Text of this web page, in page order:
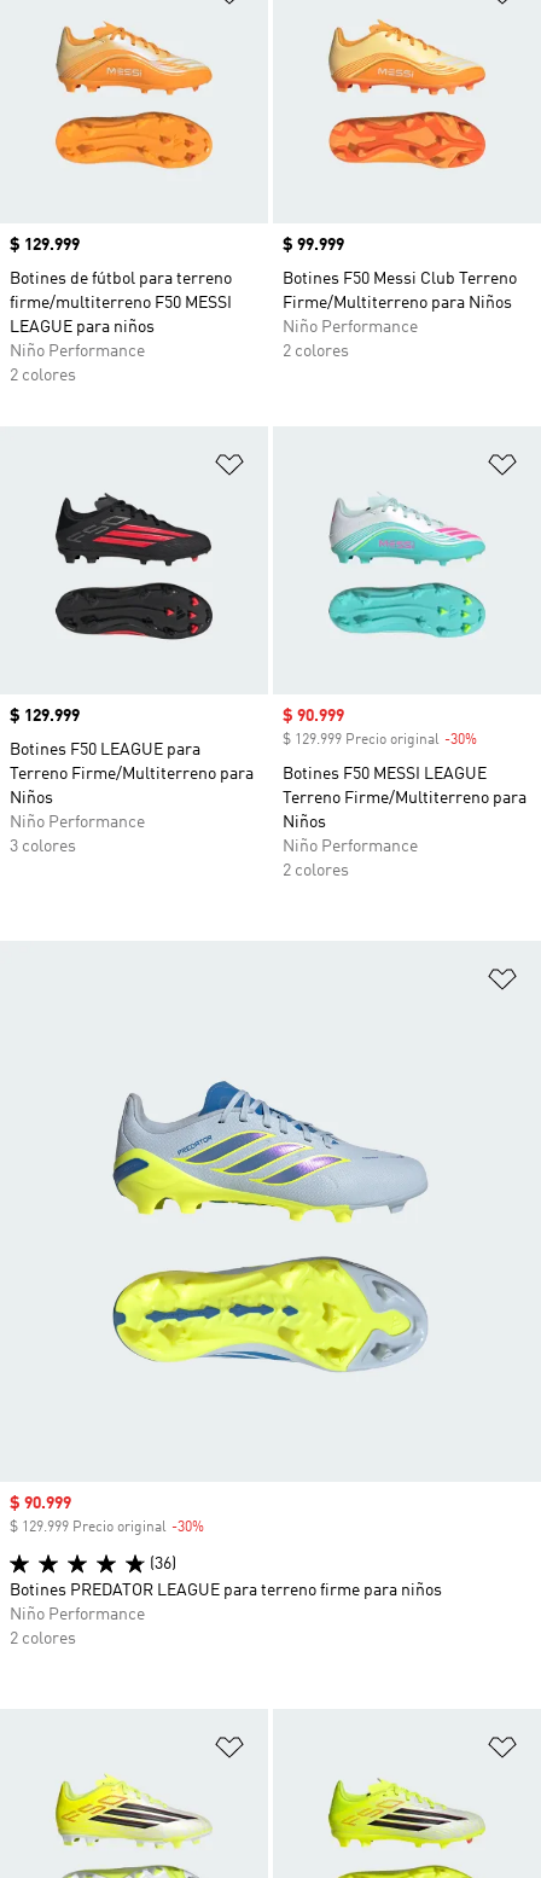
Precio
$ 129.999
Botines de fútbol para terreno
firme/multiterreno F50 MESSI
LEAGUE para niños
Niño Performance
2 colores
Precio
$ 99.999
Botines F50 Messi Club Terreno
Firme/Multiterreno para Niños
Niño Performance
2 colores
Precio
$ 129.999
Botines F50 LEAGUE para
Terreno Firme/Multiterreno para
Niños
Niño Performance
3 colores
Precio de venta
$ 90.999
$ 129.999 Precio original -30%
Botines F50 MESSI LEAGUE
Terreno Firme/Multiterreno para
Niños
Niño Performance
2 colores
Precio de venta
$ 90.999
$ 129.999 Precio original -30%
(36)
Botines PREDATOR LEAGUE para terreno firme para niños
Niño Performance
2 colores